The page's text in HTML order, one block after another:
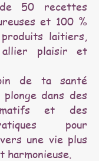
50 recettes
et 100 %
laitiers,
allier plaisir et
de ta santé
dans des
et des
pour
une vie plus
harmonieuse.